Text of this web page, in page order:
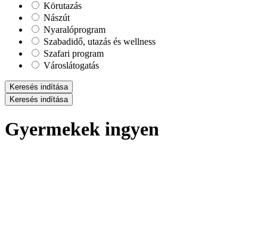
Körutazás
Nászút
Nyaralóprogram
Szabadidő, utazás és wellness
Szafari program
Városlátogatás
Keresés indítása
Keresés indítása
Gyermekek ingyen